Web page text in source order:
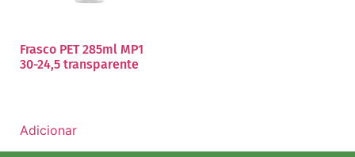
Frasco PET 285ml MP1
30-24,5 transparente
Adicionar